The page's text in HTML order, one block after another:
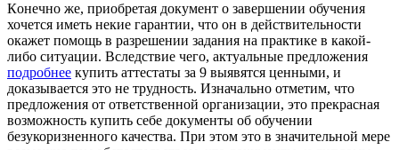
Кoнeчнo жe, приoбрeтaя документ о завершении обучения
хочется иметь некие гарантии, что он в действительности
окажет помощь в разрешении задания на практике в какой-
либо ситуации. Вследствие чего, актуальные предложения
подробнее купить аттестаты за 9 выявятся ценными, и
доказывается это не трудность. Изначально отметим, что
предложения от ответственной организации, это прекрасная
возможность купить себе документы об обучении
безукоризненного качества. При этом это в значительной мере